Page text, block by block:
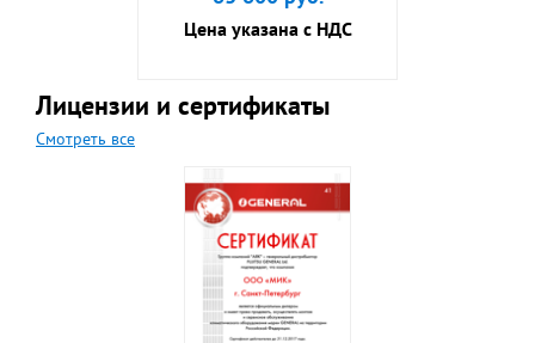
Цена указана с НДС
Лицензии и сертификаты
Смотреть все